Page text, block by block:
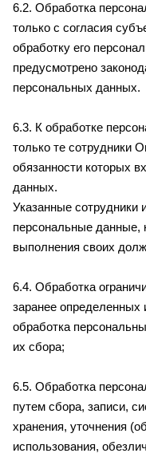
6.2. Обработка
только с согласия
обработку его
предусмотрено
персональных данных.
6.3. К обработке
только те сотрудники
обязанности которых
данных.
Указанные сотрудники
персональные
выполнения своих
6.4. Обработка
заранее определенных
обработка
их сбора;
6.5. Обработка
путем сбора, записи,
хранения, уточнения
использования,